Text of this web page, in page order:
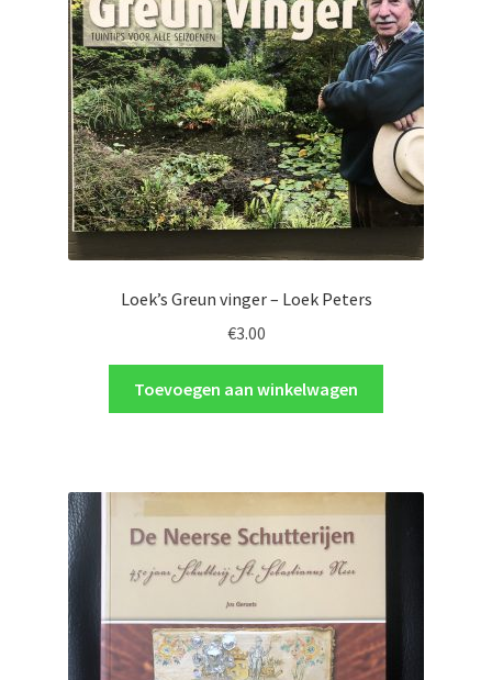
Loek’s Greun vinger – Loek Peters
€3.00
Toevoegen aan winkelwagen